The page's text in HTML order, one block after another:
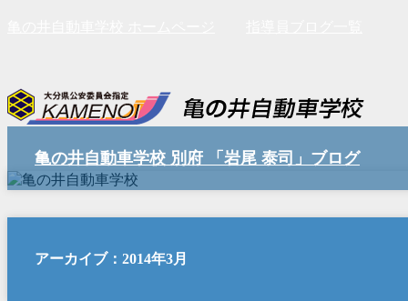
亀の井自動車学校 別府 「岩尾 泰司」ブログ
アーカイブ：2014年3月